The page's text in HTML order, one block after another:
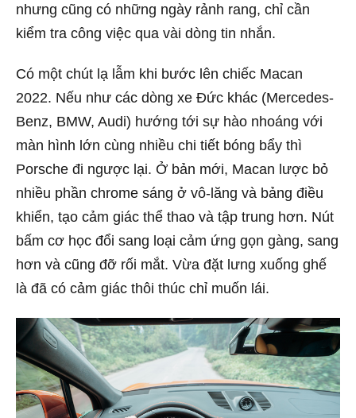
nhưng cũng có những ngày rảnh rang, chỉ cần
kiểm tra công việc qua vài dòng tin nhắn.
Có một chút lạ lẫm khi bước lên chiếc Macan
2022. Nếu như các dòng xe Đức khác (Mercedes-
Benz, BMW, Audi) hướng tới sự hào nhoáng với
màn hình lớn cùng nhiều chi tiết bóng bẩy thì
Porsche đi ngược lại. Ở bản mới, Macan lược bỏ
nhiều phần chrome sáng ở vô-lăng và bảng điều
khiển, tạo cảm giác thể thao và tập trung hơn. Nút
bấm cơ học đổi sang loại cảm ứng gọn gàng, sang
hơn và cũng đỡ rối mắt. Vừa đặt lưng xuống ghế
là đã có cảm giác thôi thúc chỉ muốn lái.